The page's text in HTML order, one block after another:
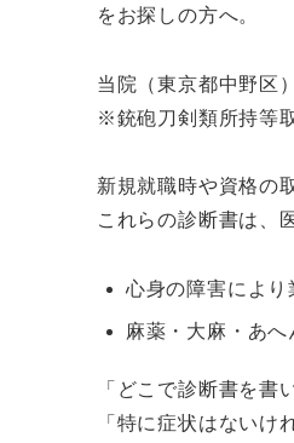
をお探しの方へ。
当院（東京都中野区
※銃砲刀剣類所持等
新規就職時や資格の
これらの診断書は、
心身の障害によ
麻薬・大麻・あ
「どこで診断書を書
「特に症状はないけ